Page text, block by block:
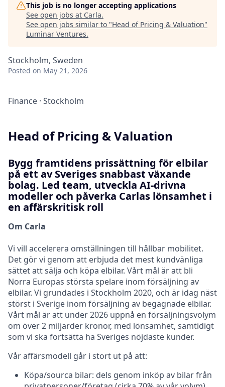
This job is no longer accepting applications
See open jobs at Carla.
See open jobs similar to "Head of Pricing & Valuation"
Luminar Ventures.
Stockholm, Sweden
Posted on May 21, 2026
Finance · Stockholm
Head of Pricing & Valuation
Bygg framtidens prissättning för elbilar
på ett av Sveriges snabbast växande
bolag. Led team, utveckla AI-drivna
modeller och påverka Carlas lönsamhet i
en affärskritisk roll
Om Carla
Vi vill accelerera omställningen till hållbar mobilitet.
Det gör vi genom att erbjuda det mest kundvänliga
sättet att sälja och köpa elbilar. Vårt mål är att bli
Norra Europas största spelare inom försäljning av
elbilar. Vi grundades i Stockholm 2020, och är idag näst
störst i Sverige inom försäljning av begagnade elbilar.
Vårt mål är att under 2026 uppnå en försäljningsvolym
om över 2 miljarder kronor, med lönsamhet, samtidigt
som vi ska fortsätta ha Sveriges nöjdaste kunder.
Vår affärsmodell går i stort ut på att:
Köpa/sourca bilar: dels genom inköp av bilar från